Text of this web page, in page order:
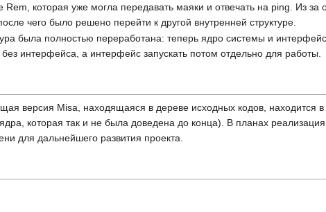
которая уже могла передавать маяки и отвечать на ping. Из
чего было решено перейти к другой внутренней структуре.
была полностью переработана: теперь ядро системы и
интерфейса, а интерфейс запускать потом отдельно для работы.
версия Misa, находящаяся в дереве исходных кодов, находится
которая так и не была доведена до конца). В планах
для дальнейшего развития проекта.